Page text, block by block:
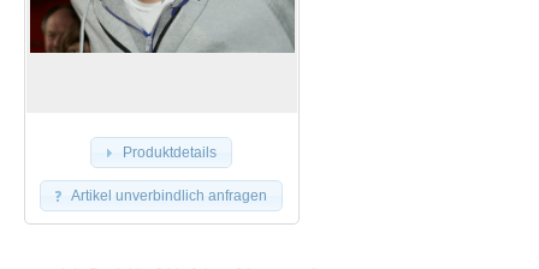
Produktdetails
Artikel unverbindlich anfragen